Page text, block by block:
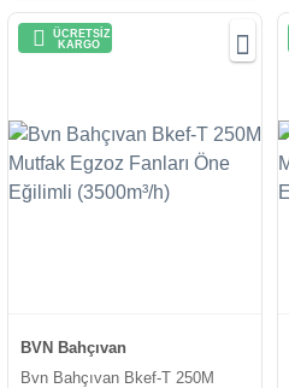
ÜCRETSİZ
KARGO
BVN Bahçıvan
Bvn Bahçıvan Bkef-T 250M